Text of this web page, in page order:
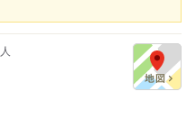
人